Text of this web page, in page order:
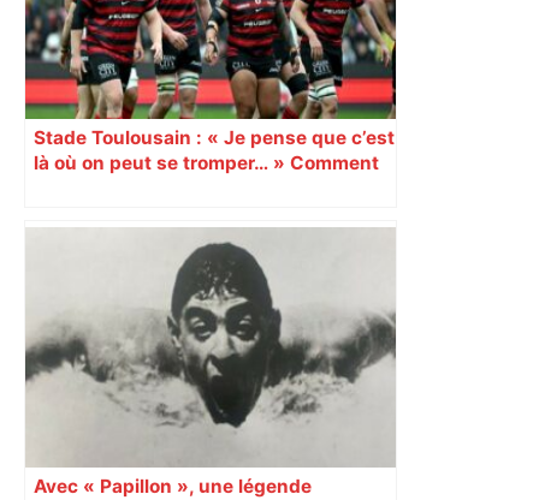
Stade Toulousain : « Je pense que c’est
là où on peut se tromper… » Comment
l’approche de la fin du Top 14 ?
Avec « Papillon », une légende